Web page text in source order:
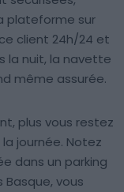
plateforme sur
client 24h/24 et
la nuit, la navette
même assurée.
plus vous restez
journée. Notez
dans un parking
Basque, vous